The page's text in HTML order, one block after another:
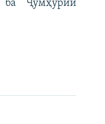
Ҷумҳурии